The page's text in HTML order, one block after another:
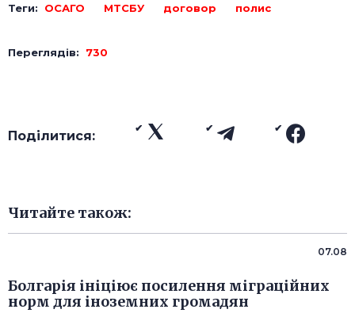
Теги: ОСАГО МТСБУ договор полис
Переглядів: 730
Поділитися:
Читайте також:
07.08
Болгарія ініціює посилення міграційних
норм для іноземних громадян